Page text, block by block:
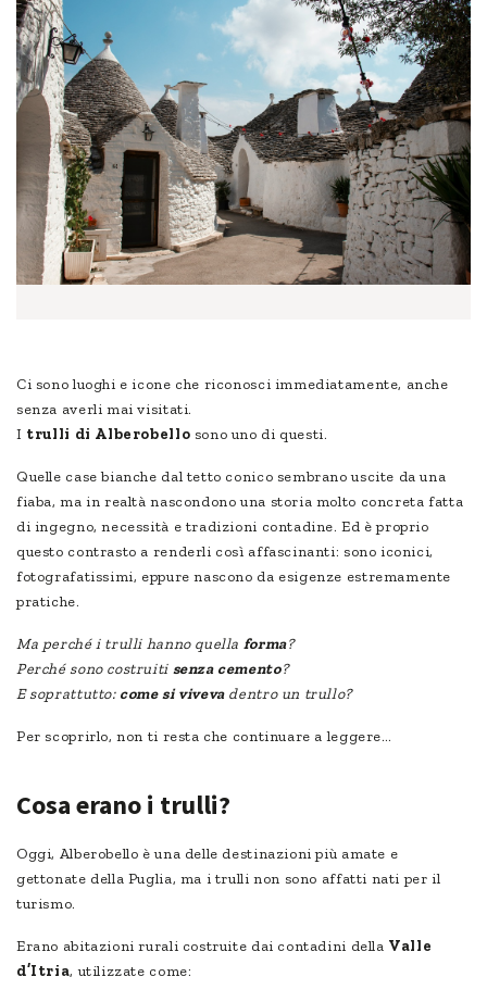
Ci sono luoghi e icone che riconosci immediatamente, anche
senza averli mai visitati.
I trulli di Alberobello sono uno di questi.
Quelle case bianche dal tetto conico sembrano uscite da una
fiaba, ma in realtà nascondono una storia molto concreta fatta
di ingegno, necessità e tradizioni contadine. Ed è proprio
questo contrasto a renderli così affascinanti: sono iconici,
fotografatissimi, eppure nascono da esigenze estremamente
pratiche.
Ma perché i trulli hanno quella forma?
Perché sono costruiti senza cemento?
E soprattutto: come si vivevadentro un trullo?
Per scoprirlo, non ti resta che continuare a leggere…
Cosa erano i trulli?
Oggi, Alberobello è una delle destinazioni più amate e
gettonate della Puglia, ma i trulli non sono affatti nati per il
turismo.
Erano abitazioni rurali costruite dai contadini della Valle
d’Itria, utilizzate come: